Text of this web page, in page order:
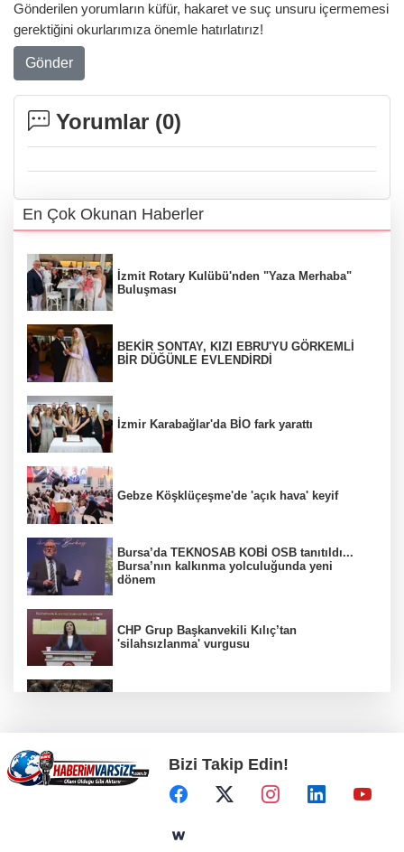
Gönderilen yorumların küfür, hakaret ve suç unsuru içermemesi
gerektiğini okurlarımıza önemle hatırlatırız!
Gönder
Yorumlar (0)
En Çok Okunan Haberler
İzmit Rotary Kulübü'nden "Yaza Merhaba"
Buluşması
BEKİR SONTAY, KIZI EBRU'YU GÖRKEMLİ
BİR DÜĞÜNLE EVLENDİRDİ
İzmir Karabağlar'da BİO fark yarattı
Gebze Köşklüçeşme'de 'açık hava' keyif
Bursa’da TEKNOSAB KOBİ OSB tanıtıldı...
Bursa’nın kalkınma yolculuğunda yeni
dönem
CHP Grup Başkanvekili Kılıç’tan
'silahsızlanma' vurgusu
Görevden uzaklaştırılan Utku Caner Çaykara
hakkında tahliye kararı
MGK'dan 8 maddelik bildiri... Terörsüz
Bizi Takip Edin!